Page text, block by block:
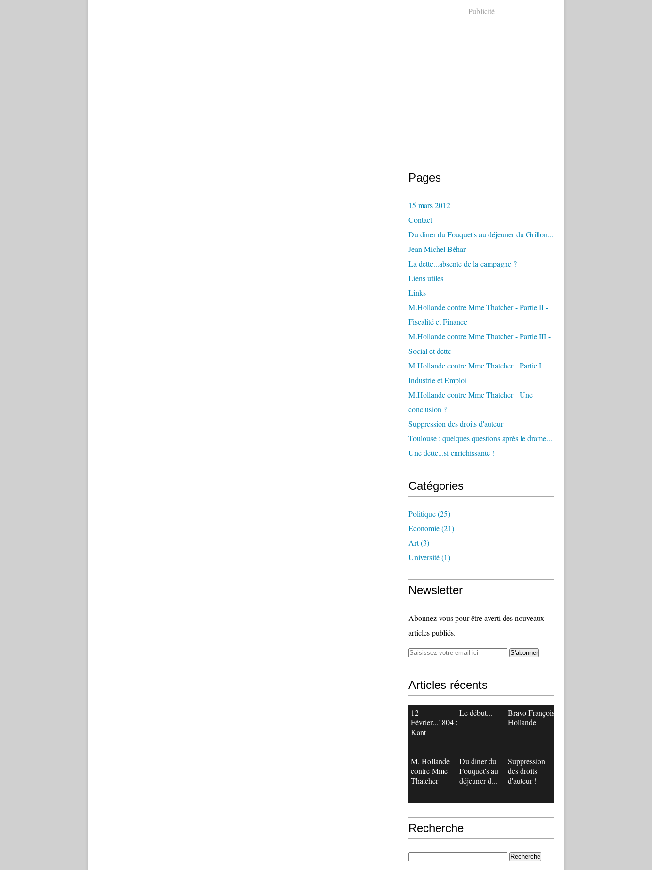
Publicité
Pages
15 mars 2012
Contact
Du diner du Fouquet's au déjeuner du Grillon...
Jean Michel Béhar
La dette...absente de la campagne ?
Liens utiles
Links
M.Hollande contre Mme Thatcher - Partie II -
Fiscalité et Finance
M.Hollande contre Mme Thatcher - Partie III -
Social et dette
M.Hollande contre Mme Thatcher - Partie I -
Industrie et Emploi
M.Hollande contre Mme Thatcher - Une
conclusion ?
Suppression des droits d'auteur
Toulouse : quelques questions après le drame...
Une dette...si enrichissante !
Catégories
Politique(25)
Economie(21)
Art(3)
Université(1)
Newsletter
Abonnez-vous pour être averti des nouveaux
articles publiés.
Articles récents
12
Février...1804 :
Kant
Le début...
Bravo François
Hollande
M. Hollande
contre Mme
Thatcher
Du diner du
Fouquet's au
déjeuner d...
Suppression
des droits
d'auteur !
Recherche